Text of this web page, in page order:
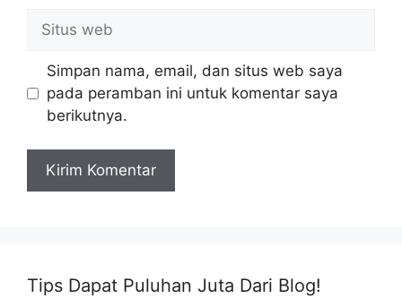
web
Simpan nama, email, dan situs web saya
pada peramban ini untuk komentar saya
berikutnya.
Tips Dapat Puluhan Juta Dari Blog!